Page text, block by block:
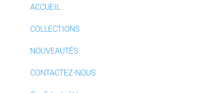
ACCUEIL
COLLECTIONS
NOUVEAUTÉS
CONTACTEZ-NOUS